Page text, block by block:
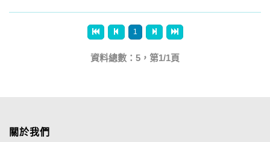
1
資料總數：5，第1/1頁
關於我們